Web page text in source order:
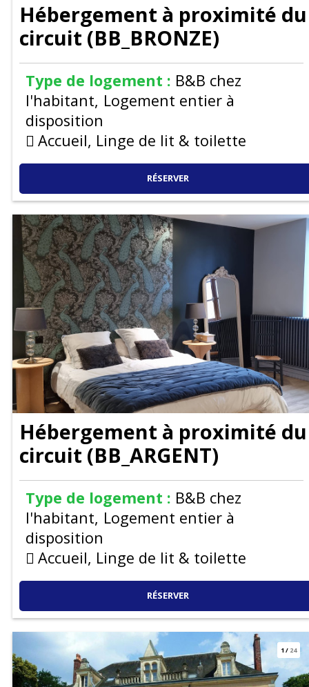
Hébergement à proximité du
circuit (BB_BRONZE)
Type de logement : B&B chez
l'habitant Logement entier à
disposition
Accueil, Linge de lit & toilette
RÉSERVER
Hébergement à proximité du
circuit (BB_ARGENT)
Type de logement : B&B chez
l'habitant Logement entier à
disposition
Accueil, Linge de lit & toilette
RÉSERVER
1/ 24